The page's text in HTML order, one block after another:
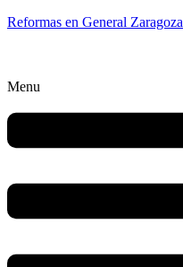
Reformas en General Zaragoza
Menu